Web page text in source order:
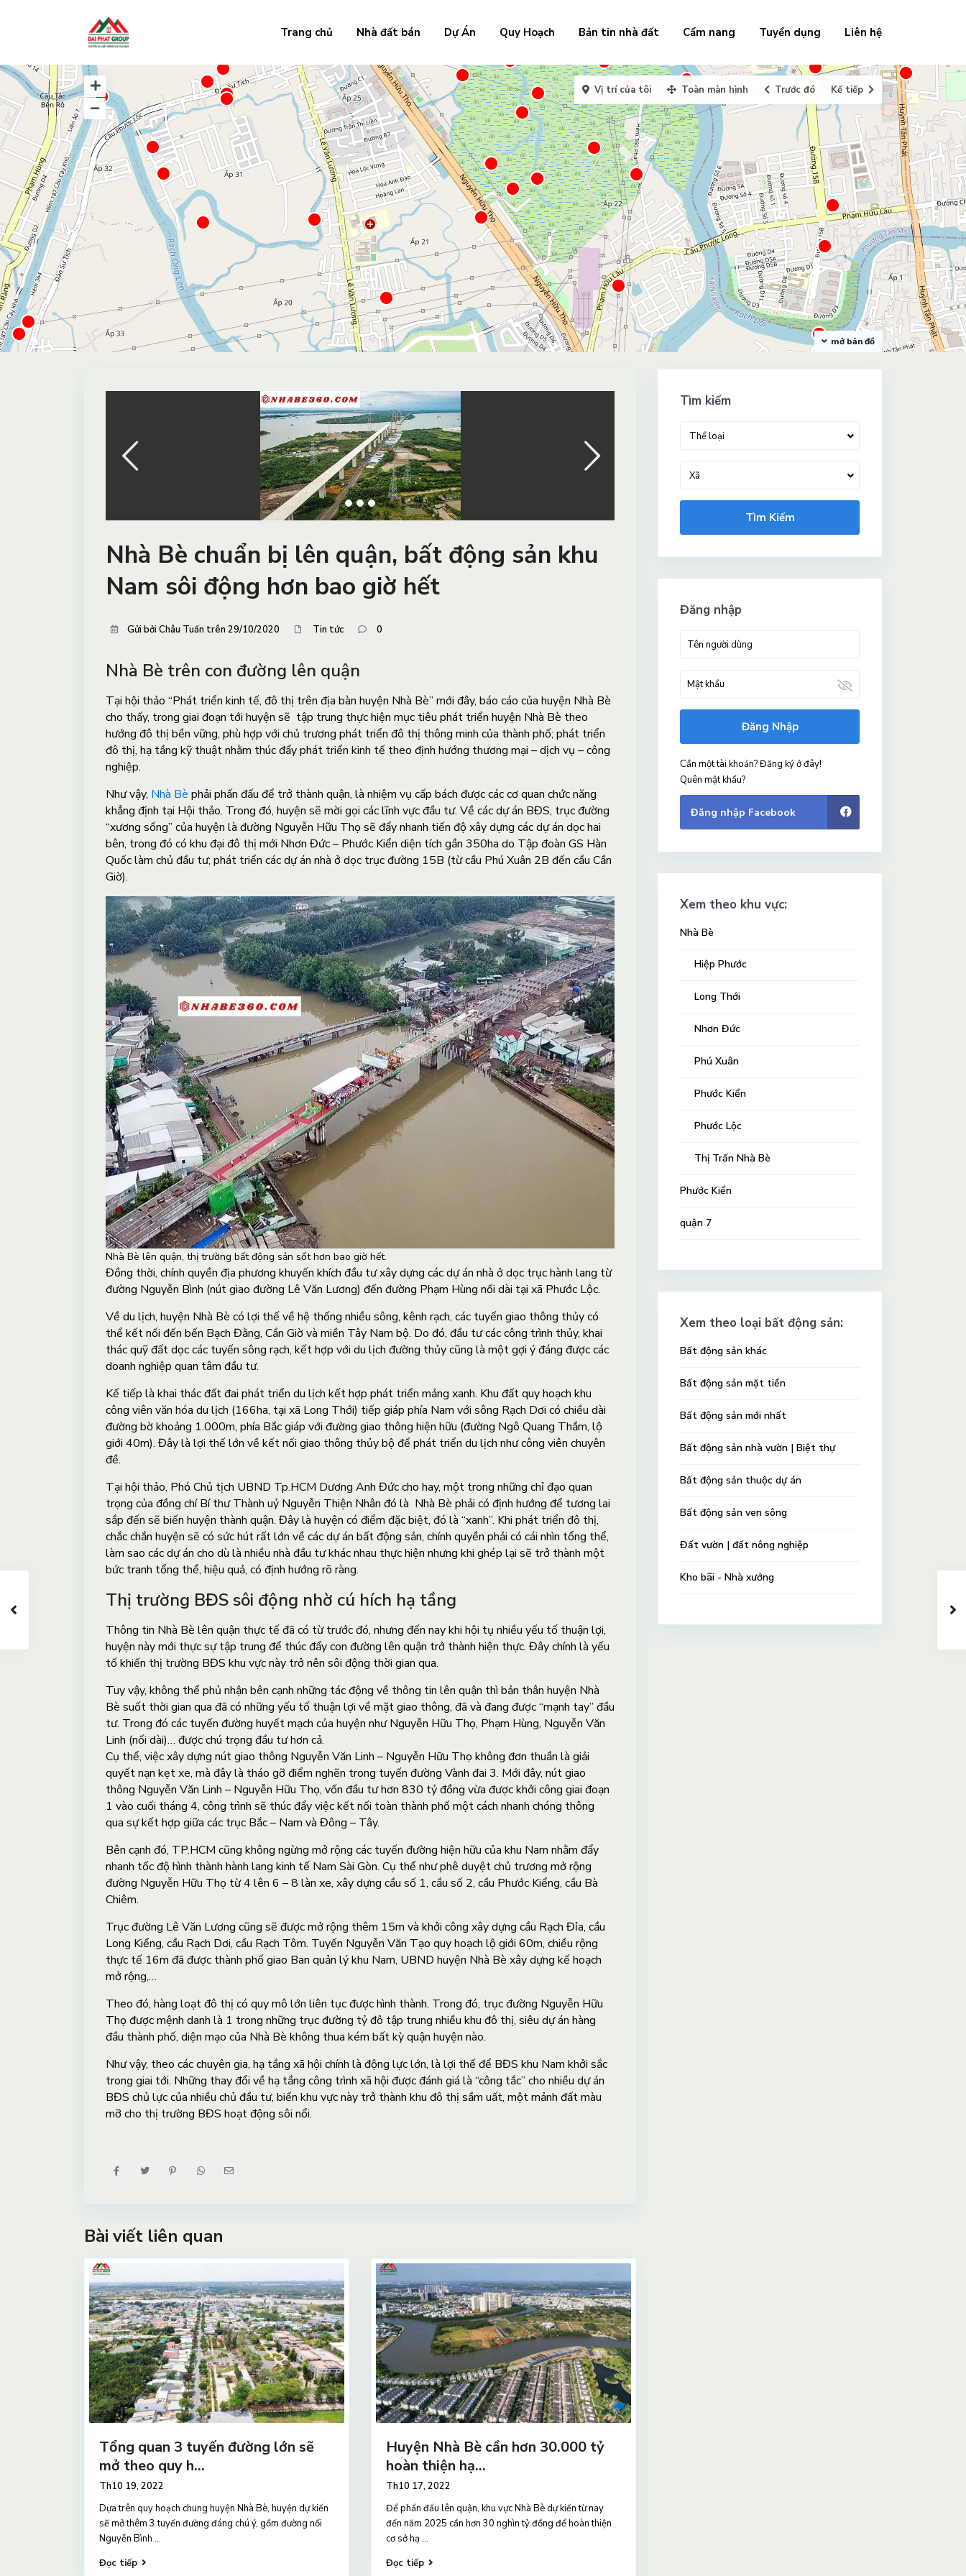
Trang chủ Nhà đất bán Dự Án Quy Hoạch Bản tin nhà đất Cẩm nang Tuyển dụng Liên hệ
mở bản đồ
Vị trí của tôi Toàn màn hình Trước đó Kế tiếp
Nhà Bè chuẩn bị lên quận, bất động sản khu
Nam sôi động hơn bao giờ hết
Gửi bởi Châu Tuấn trên 29/10/2020 Tin tức 0
Nhà Bè trên con đường lên quận
Tại hội thảo “Phát triển kinh tế, đô thị trên địa bàn huyện Nhà Bè” mới đây, báo cáo của huyện Nhà Bè
cho thấy, trong giai đoạn tới huyện sẽ tập trung thực hiện mục tiêu phát triển huyện Nhà Bè theo
hướng đô thị bền vững, phù hợp với chủ trương phát triển đô thị thông minh của thành phố; phát triển
đô thị, hạ tầng kỹ thuật nhằm thúc đẩy phát triển kinh tế theo định hướng thương mại – dịch vụ – công
nghiệp.
Như vậy, Nhà Bè phải phấn đấu để trở thành quận, là nhiệm vụ cấp bách được các cơ quan chức năng
khẳng định tại Hội thảo. Trong đó, huyện sẽ mời gọi các lĩnh vực đầu tư. Về các dự án BĐS, trục đường
“xương sống” của huyện là đường Nguyễn Hữu Thọ sẽ đẩy nhanh tiến độ xây dựng các dự án dọc hai
bên, trong đó có khu đại đô thị mới Nhơn Đức – Phước Kiển diện tích gần 350ha do Tập đoàn GS Hàn
Quốc làm chủ đầu tư; phát triển các dự án nhà ở dọc trục đường 15B (từ cầu Phú Xuân 2B đến cầu Cần
Giờ).
Nhà Bè lên quận, thị trường bất động sản sốt hơn bao giờ hết.
Đồng thời, chính quyền địa phương khuyến khích đầu tư xây dựng các dự án nhà ở dọc trục hành lang từ
đường Nguyễn Bình (nút giao đường Lê Văn Lương) đến đường Phạm Hùng nối dài tại xã Phước Lộc.
Về du lịch, huyện Nhà Bè có lợi thế về hệ thống nhiều sông, kênh rạch, các tuyến giao thông thủy có
thể kết nối đến bến Bạch Đằng, Cần Giờ và miền Tây Nam bộ. Do đó, đầu tư các công trình thủy, khai
thác quỹ đất dọc các tuyến sông rạch, kết hợp với du lịch đường thủy cũng là một gợi ý đáng được các
doanh nghiệp quan tâm đầu tư.
Kế tiếp là khai thác đất đai phát triển du lịch kết hợp phát triển mảng xanh. Khu đất quy hoạch khu
công viên văn hóa du lịch (166ha, tại xã Long Thới) tiếp giáp phía Nam với sông Rạch Dơi có chiều dài
đường bờ khoảng 1.000m, phía Bắc giáp với đường giao thông hiện hữu (đường Ngô Quang Thắm, lộ
giới 40m). Đây là lợi thế lớn về kết nối giao thông thủy bộ để phát triển du lịch như công viên chuyên
đề.
Tại hội thảo, Phó Chủ tịch UBND Tp.HCM Dương Anh Đức cho hay, một trong những chỉ đạo quan
trọng của đồng chí Bí thư Thành uỷ Nguyễn Thiện Nhân đó là Nhà Bè phải có định hướng để tương lai
sắp đến sẽ biến huyện thành quận. Đây là huyện có điểm đặc biệt, đó là “xanh”. Khi phát triển đô thị,
chắc chắn huyện sẽ có sức hút rất lớn về các dự án bất động sản, chính quyền phải có cái nhìn tổng thể,
làm sao các dự án cho dù là nhiều nhà đầu tư khác nhau thực hiện nhưng khi ghép lại sẽ trở thành một
bức tranh tổng thể, hiệu quả, có định hướng rõ ràng.
Thị trường BĐS sôi động nhờ cú hích hạ tầng
Thông tin Nhà Bè lên quận thực tế đã có từ trước đó, nhưng đến nay khi hội tụ nhiều yếu tố thuận lợi,
huyện này mới thực sự tập trung để thúc đẩy con đường lên quận trở thành hiện thực. Đây chính là yếu
tố khiến thị trường BĐS khu vực này trở nên sôi động thời gian qua.
Tuy vậy, không thể phủ nhận bên cạnh những tác động về thông tin lên quận thì bản thân huyện Nhà
Bè suốt thời gian qua đã có những yếu tố thuận lợi về mặt giao thông, đã và đang được “mạnh tay” đầu
tư. Trong đó các tuyến đường huyết mạch của huyện như Nguyễn Hữu Thọ, Phạm Hùng, Nguyễn Văn
Linh (nối dài)… được chú trọng đầu tư hơn cả.
Cụ thể, việc xây dựng nút giao thông Nguyễn Văn Linh – Nguyễn Hữu Thọ không đơn thuần là giải
quyết nạn kẹt xe, mà đây là tháo gỡ điểm nghẽn trong tuyến đường Vành đai 3. Mới đây, nút giao
thông Nguyễn Văn Linh – Nguyễn Hữu Thọ, vốn đầu tư hơn 830 tỷ đồng vừa được khởi công giai đoạn
1 vào cuối tháng 4, công trình sẽ thúc đẩy việc kết nối toàn thành phố một cách nhanh chóng thông
qua sự kết hợp giữa các trục Bắc – Nam và Đông – Tây.
Bên cạnh đó, TP.HCM cũng không ngừng mở rộng các tuyến đường hiện hữu của khu Nam nhằm đẩy
nhanh tốc độ hình thành hành lang kinh tế Nam Sài Gòn. Cụ thể như phê duyệt chủ trương mở rộng
đường Nguyễn Hữu Thọ từ 4 lên 6 – 8 làn xe, xây dựng cầu số 1, cầu số 2, cầu Phước Kiểng, cầu Bà
Chiêm.
Trục đường Lê Văn Lương cũng sẽ được mở rộng thêm 15m và khởi công xây dựng cầu Rạch Đỉa, cầu
Long Kiểng, cầu Rạch Dơi, cầu Rạch Tôm. Tuyến Nguyễn Văn Tạo quy hoạch lộ giới 60m, chiều rộng
thực tế 16m đã được thành phố giao Ban quản lý khu Nam, UBND huyện Nhà Bè xây dựng kế hoạch
mở rộng,…
Theo đó, hàng loạt đô thị có quy mô lớn liên tục được hình thành. Trong đó, trục đường Nguyễn Hữu
Thọ được mệnh danh là 1 trong những trục đường tỷ đô tập trung nhiều khu đô thị, siêu dự án hàng
đầu thành phố, diện mạo của Nhà Bè không thua kém bất kỳ quận huyện nào.
Như vậy, theo các chuyên gia, hạ tầng xã hội chính là động lực lớn, là lợi thế để BĐS khu Nam khởi sắc
trong giai tới. Những thay đổi về hạ tầng công trình xã hội được đánh giá là “công tắc” cho nhiều dự án
BĐS chủ lực của nhiều chủ đầu tư, biến khu vực này trở thành khu đô thị sầm uất, một mảnh đất màu
mỡ cho thị trường BĐS hoạt động sôi nổi.
Bài viết liên quan
Tổng quan 3 tuyến đường lớn sẽ
mở theo quy h...
Th10 19, 2022
Dựa trên quy hoạch chung huyện Nhà Bè, huyện dự kiến
sẽ mở thêm 3 tuyến đường đáng chú ý, gồm đường nối
Nguyễn Bình ...
Đọc tiếp
Huyện Nhà Bè cần hơn 30.000 tỷ
hoàn thiện hạ...
Th10 17, 2022
Để phấn đấu lên quận, khu vực Nhà Bè dự kiến ​​từ nay
đến năm 2025 cần hơn 30 nghìn tỷ đồng để hoàn thiện
cơ sở hạ ...
Đọc tiếp
Tìm kiếm
Thể loại
Xã
Tìm Kiếm
Đăng nhập
Đăng Nhập
Cần một tài khoản? Đăng ký ở đây!
Quên mật khẩu?
Đăng nhập Facebook
Xem theo khu vực:
Nhà Bè
Hiệp Phước
Long Thới
Nhơn Đức
Phú Xuân
Phước Kiển
Phước Lộc
Thị Trấn Nhà Bè
Phước Kiển
quận 7
Xem theo loại bất động sản:
Bất động sản khác
Bất động sản mặt tiền
Bất động sản mới nhất
Bất động sản nhà vườn | Biệt thự
Bất động sản thuộc dự án
Bất động sản ven sông
Đất vườn | đất nông nghiệp
Kho bãi - Nhà xưởng